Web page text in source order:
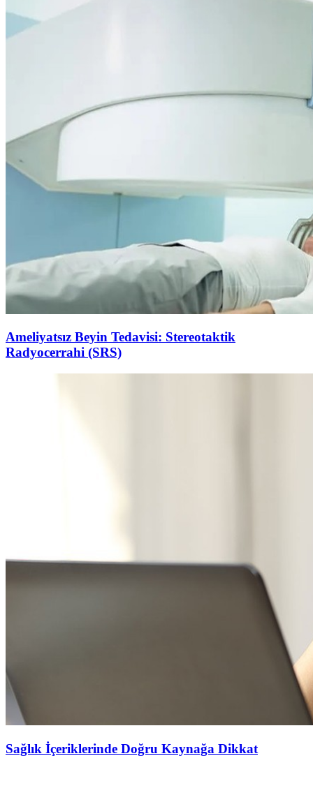
Ameliyatsız Beyin Tedavisi: Stereotaktik
Radyocerrahi (SRS)
Sağlık İçeriklerinde Doğru Kaynağa Dikkat